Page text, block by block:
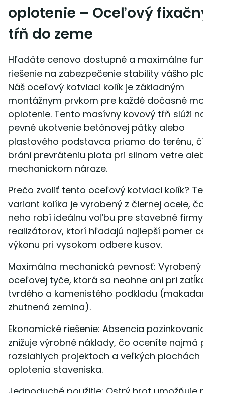
oplotenie – Oceľový fixačný
tŕň do zeme
Hľadáte cenovo dostupné a maximálne funkčné
riešenie na zabezpečenie stability vášho plotu?
Náš oceľový kotviaci kolík je základným
montážnym prvkom pre každé dočasné mobilné
oplotenie. Tento masívny kovový tŕň slúži na
pevné ukotvenie betónovej pätky alebo
plastového podstavca priamo do terénu, čím
bráni prevráteniu plota pri silnom vetre alebo
mechanickom náraze.
Prečo zvoliť tento oceľový kotviaci kolík? Tento
variant kolíka je vyrobený z čiernej ocele, čo z
neho robí ideálnu voľbu pre stavebné firmy a
realizátorov, ktorí hľadajú najlepší pomer ceny a
výkonu pri vysokom odbere kusov.
Maximálna mechanická pevnosť: Vyrobený z
oceľovej tyče, ktorá sa neohne ani pri zatĺkaní
tvrdého a kamenistého podkladu (makadam,
zhutnená zemina).
Ekonomické riešenie: Absencia pozinkovania
znižuje výrobné náklady, čo oceníte najmä pri
rozsiahlych projektoch a veľkých plochách
oplotenia staveniska.